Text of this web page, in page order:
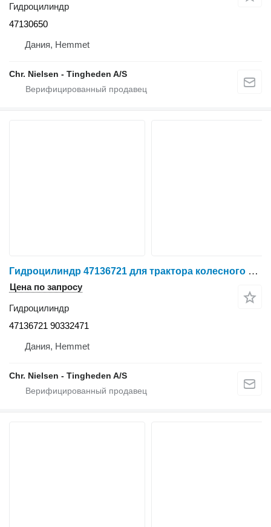
Гидроцилиндр
47130650
Дания, Hemmet
Chr. Nielsen - Tingheden A/S
Гидроцилиндр 47136721 для трактора колесного Case Puma 240 CVX
Цена по запросу
Гидроцилиндр
47136721 90332471
Дания, Hemmet
Chr. Nielsen - Tingheden A/S